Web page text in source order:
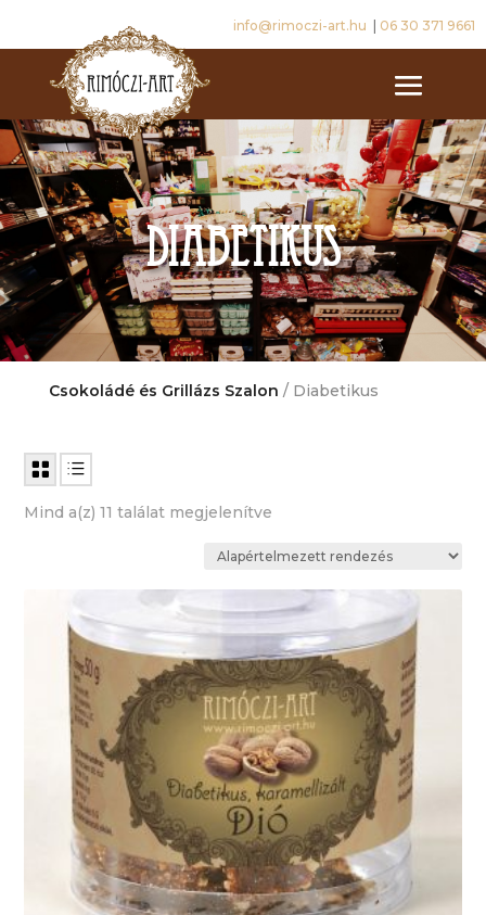
info@rimoczi-art.hu 06 30 371 9661
Diabetikus
Csokoládé és Grillázs Szalon / Diabetikus
Mind a(z) 11 találat megjelenítve